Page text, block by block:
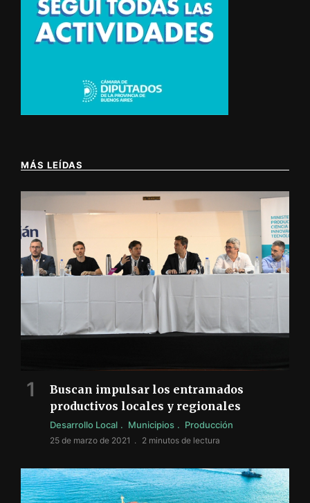
MÁS LEÍDAS
Buscan impulsar los entramados
productivos locales y regionales
Desarrollo Local Municipios Producción
25 de marzo de 2021 2 minutos de lectura